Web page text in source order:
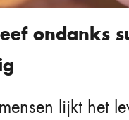
ondanks
lijkt het